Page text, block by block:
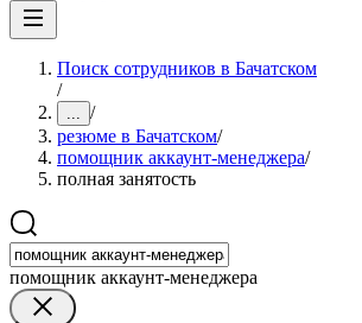
Поиск сотрудников в Бачатском
/
... /
резюме в Бачатском/
помощник аккаунт-менеджера/
полная занятость
помощник аккаунт-менеджера